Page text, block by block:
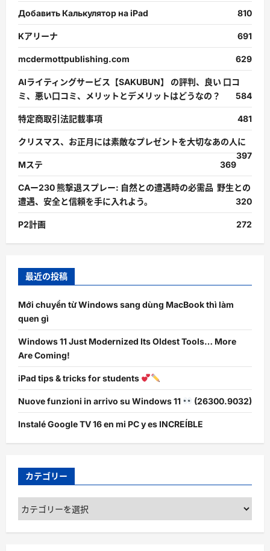
Добавить Калькулятор на iPad 810
Kアリーナ 691
mcdermottpublishing.com 629
AIライティングサービス【SAKUBUN】 の評判、良い 口コ
ミ、悪い口コミ、メリットとデメリットはどうなの？
584
特定商取引法記載事項 481
クリスマス、お正月には素敵なプレゼントを大切なあの人に
397
Mステ
369
CAー230 熊撃退スプレー: 自然との遭遇時の必需品 野生との
遭遇、安全と信頼を手に入れよう。
320
P2計画 272
最近の投稿
Mới chuyển từ Windows sang dùng MacBook thì làm
quen gì
Windows 11 Just Modernized Its Oldest Tools… More
Are Coming!
iPad tips & tricks for students
Nuove funzioni in arrivo su Windows 11 (26300.9032)
Instalé Google TV 16 en mi PC y es INCREÍBLE
カテゴリー
カ
テ
ゴ